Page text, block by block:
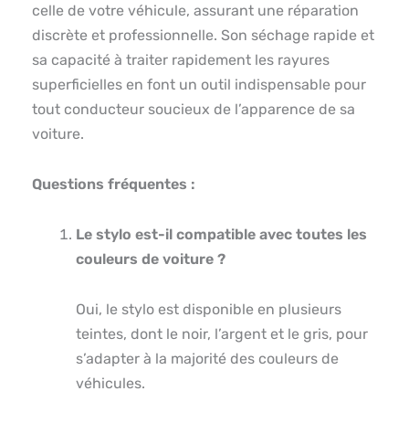
celle de votre véhicule, assurant une réparation
discrète et professionnelle. Son séchage rapide et
sa capacité à traiter rapidement les rayures
superficielles en font un outil indispensable pour
tout conducteur soucieux de l’apparence de sa
voiture.
Questions fréquentes :
Le stylo est-il compatible avec toutes les
couleurs de voiture ?
Oui, le stylo est disponible en plusieurs
teintes, dont le noir, l’argent et le gris, pour
s’adapter à la majorité des couleurs de
véhicules.